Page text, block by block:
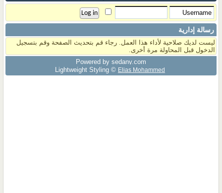
رسالة إدارية
ليست لديك صلاحية لأداء هذا العمل. رجاء قم بتحديث الصفحة وقم بتسجيل
الدخول قبل المحاولة مرة أخرى.
Powered by sedany.com
Lightweight Styling © Elias Mohammed